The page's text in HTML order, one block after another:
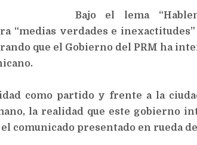
Bajo el lema
“medias verdades e
que el Gobierno del PRM ha
como partido y frente a la
la realidad que este gobierno
comunicado presentado en rueda